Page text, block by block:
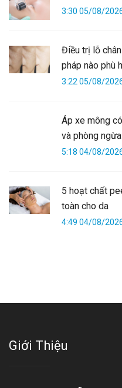
3:30 05/08/
Điều trị lỗ
pháp nào phù
3:22 05/08/
Áp xe mông
và phòng ngừa
5:18 04/08/
5 hoạt chất
toàn cho da
4:49 04/08/
Giới Thiệu